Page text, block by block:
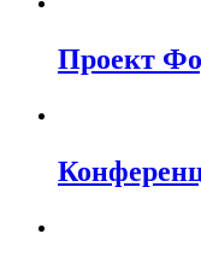
Проект